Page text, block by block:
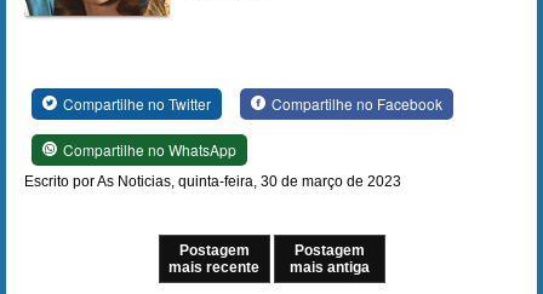
Compartilhe no Twitter Compartilhe no Facebook
Compartilhe no WhatsApp
Escrito por As Noticias, quinta-feira, 30 de março de 2023
Postagem
mais recente
Postagem
mais antiga